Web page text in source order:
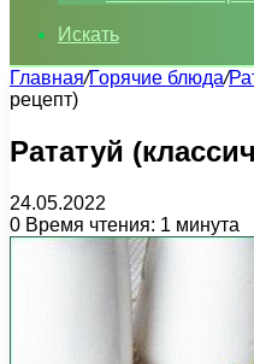
Искать
Главная/Горячие блюда/
рецепт)
Рататуй
24.05.2022
0 Время чтения: 1 минута